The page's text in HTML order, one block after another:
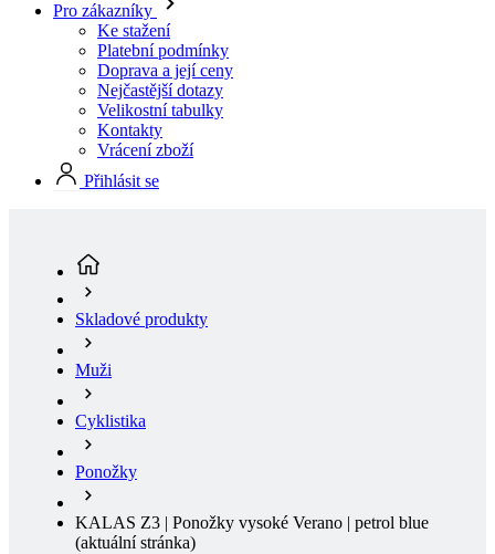
Pro zákazníky
Ke stažení
Platební podmínky
Doprava a její ceny
Nejčastější dotazy
Velikostní tabulky
Kontakty
Vrácení zboží
Přihlásit se
Skladové produkty
Muži
Cyklistika
Ponožky
KALAS Z3 | Ponožky vysoké Verano | petrol blue
(aktuální stránka)